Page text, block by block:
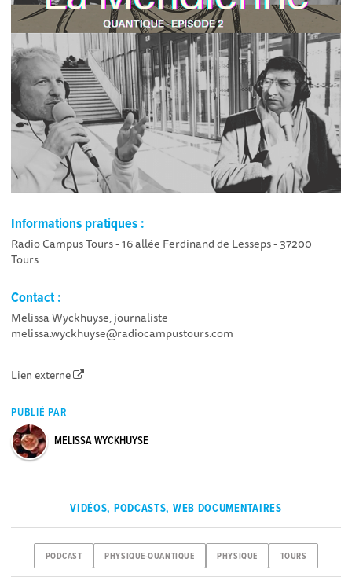
Informations pratiques :
Radio Campus Tours - 16 allée Ferdinand de Lesseps - 37200
Tours
Contact :
Melissa Wyckhuyse, journaliste
melissa.wyckhuyse@radiocampustours.com
Lien externe
PUBLIÉ PAR
MELISSA WYCKHUYSE
VIDÉOS, PODCASTS, WEB DOCUMENTAIRES
PODCAST PHYSIQUE-QUANTIQUE PHYSIQUE TOURS